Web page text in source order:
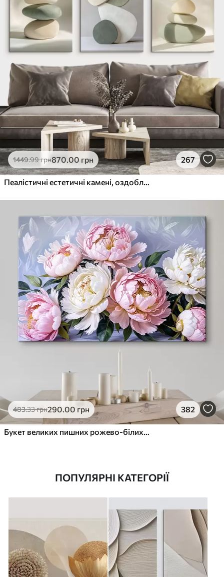
1449.99грн870.00 грн 267
Пеалістичні естетичні камені, оздоблення будинку, природне освітлення
483.33грн290.00 грн 382
Букет великих пишних рожево-білих квітів півонії із зеленим листям на м’якому розмитому фоні
ПОПУЛЯРНІ КАТЕГОРІЇ